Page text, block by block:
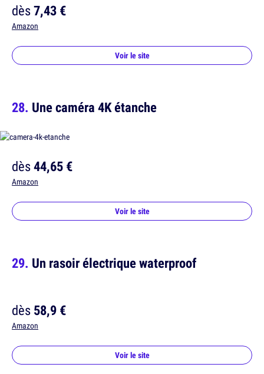
dès7,43 €
Amazon
Voir le site
Une caméra 4K étanche
dès44,65 €
Amazon
Voir le site
Un rasoir électrique waterproof
dès58,9 €
Amazon
Voir le site